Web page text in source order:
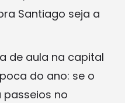
Santiago seja a
de aula na capital
do ano: se o
no